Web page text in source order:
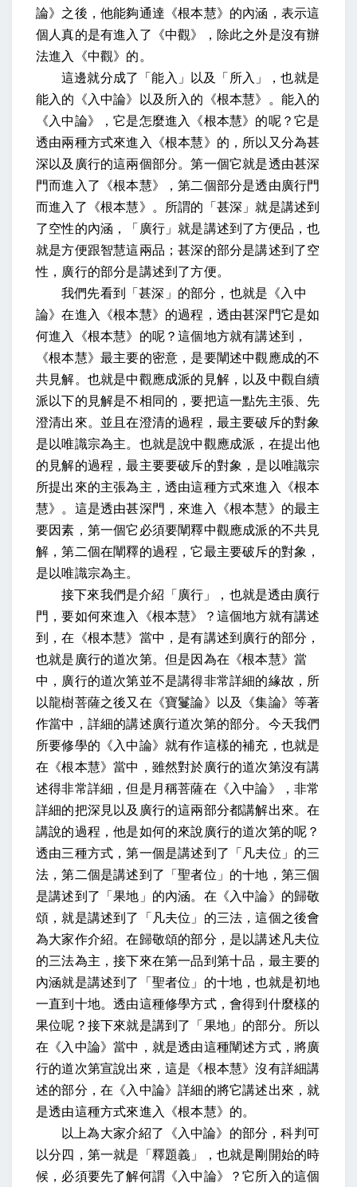
論》之後，他能夠通達《根本慧》的內涵，表示這
個人真的是有進入了《中觀》，除此之外是沒有辦
法進入《中觀》的。
這邊就分成了「能入」以及「所入」，也就是
能入的《入中論》以及所入的《根本慧》。能入的
《入中論》，它是怎麼進入《根本慧》的呢？它是
透由兩種方式來進入《根本慧》的，所以又分為甚
深以及廣行的這兩個部分。第一個它就是透由甚深
門而進入了《根本慧》，第二個部分是透由廣行門
而進入了《根本慧》。所謂的「甚深」就是講述到
了空性的內涵，「廣行」就是講述到了方便品，也
就是方便跟智慧這兩品；甚深的部分是講述到了空
性，廣行的部分是講述到了方便。
我們先看到「甚深」的部分，也就是《入中
論》在進入《根本慧》的過程，透由甚深門它是如
何進入《根本慧》的呢？這個地方就有講述到，
《根本慧》最主要的密意，是要闡述中觀應成的不
共見解。也就是中觀應成派的見解，以及中觀自續
派以下的見解是不相同的，要把這一點先主張、先
澄清出來。並且在澄清的過程，最主要破斥的對象
是以唯識宗為主。也就是說中觀應成派，在提出他
的見解的過程，最主要要破斥的對象，是以唯識宗
所提出來的主張為主，透由這種方式來進入《根本
慧》。這是透由甚深門，來進入《根本慧》的最主
要因素，第一個它必須要闡釋中觀應成派的不共見
解，第二個在闡釋的過程，它最主要破斥的對象，
是以唯識宗為主。
接下來我們是介紹「廣行」，也就是透由廣行
門，要如何來進入《根本慧》？這個地方就有講述
到，在《根本慧》當中，是有講述到廣行的部分，
也就是廣行的道次第。但是因為在《根本慧》當
中，廣行的道次第並不是講得非常詳細的緣故，所
以龍樹菩薩之後又在《寶鬘論》以及《集論》等著
作當中，詳細的講述廣行道次第的部分。今天我們
所要修學的《入中論》就有作這樣的補充，也就是
在《根本慧》當中，雖然對於廣行的道次第沒有講
述得非常詳細，但是月稱菩薩在《入中論》，非常
詳細的把深見以及廣行的這兩部分都講解出來。在
講說的過程，他是如何的來說廣行的道次第的呢？
透由三種方式，第一個是講述到了「凡夫位」的三
法，第二個是講述到了「聖者位」的十地，第三個
是講述到了「果地」的內涵。在《入中論》的歸敬
頌，就是講述到了「凡夫位」的三法，這個之後會
為大家作介紹。在歸敬頌的部分，是以講述凡夫位
的三法為主，接下來在第一品到第十品，最主要的
內涵就是講述到了「聖者位」的十地，也就是初地
一直到十地。透由這種修學方式，會得到什麼樣的
果位呢？接下來就是講到了「果地」的部分。所以
在《入中論》當中，就是透由這種闡述方式，將廣
行的道次第宣說出來，這是《根本慧》沒有詳細講
述的部分，在《入中論》詳細的將它講述出來，就
是透由這種方式來進入《根本慧》的。
以上為大家介紹了《入中論》的部分，科判可
以分四，第一就是「釋題義」，也就是剛開始的時
候，必須要先了解何謂《入中論》？它所入的這個